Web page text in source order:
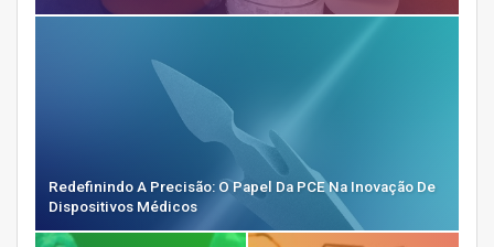
Redefinindo A Precisão: O Papel Da PCE Na Inovação De
Dispositivos Médicos